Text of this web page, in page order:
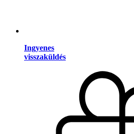
Ingyenes
visszaküldés